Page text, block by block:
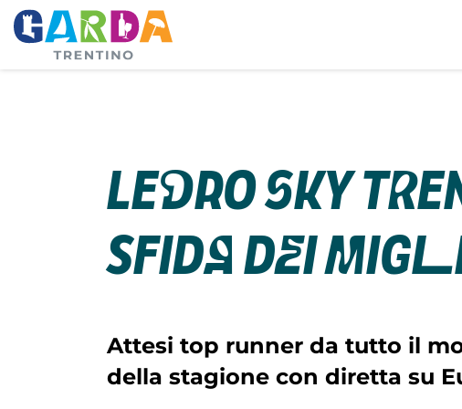
Ledro Sky
sfida dei
Attesi top runner da tutto il
della stagione con diretta su